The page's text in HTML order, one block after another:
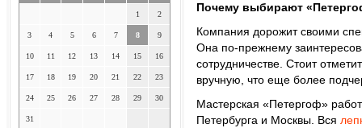
1 2
3 4 5 6 7 8 9
10 11 12 13 14 15 16
17 18 19 20 21 22 23
24 25 26 27 28 29 30
31
Почему выбирают
Компания дорожит своими
Она по-прежнему
сотрудничестве. Стоит
вручную, что еще более
Мастерская «Петергоф»
Петербурга и Москвы. Вся